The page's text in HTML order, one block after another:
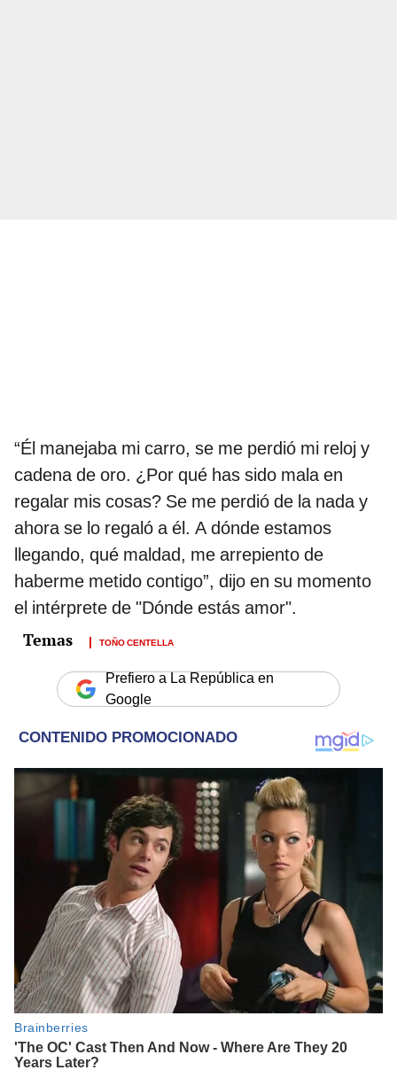
“Él manejaba mi carro, se me perdió mi reloj y
cadena de oro. ¿Por qué has sido mala en
regalar mis cosas? Se me perdió de la nada y
ahora se lo regaló a él. A dónde estamos
llegando, qué maldad, me arrepiento de
haberme metido contigo”, dijo en su momento
el intérprete de "Dónde estás amor".
TOÑO CENTELLA
Prefiero a La República en
Google